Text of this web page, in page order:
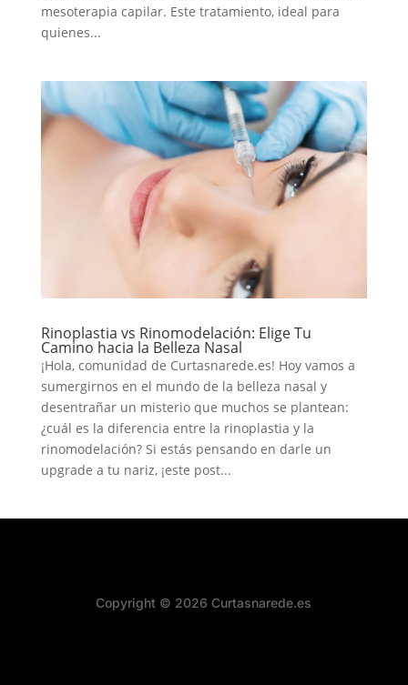
mesoterapia capilar. Este tratamiento, ideal para
quienes...
Rinoplastia vs Rinomodelación: Elige Tu
Camino hacia la Belleza Nasal
¡Hola, comunidad de Curtasnarede.es! Hoy vamos a
sumergirnos en el mundo de la belleza nasal y
desentrañar un misterio que muchos se plantean:
¿cuál es la diferencia entre la rinoplastia y la
rinomodelación? Si estás pensando en darle un
upgrade a tu nariz, ¡este post...
Copyright © 2026 Curtasnarede.es